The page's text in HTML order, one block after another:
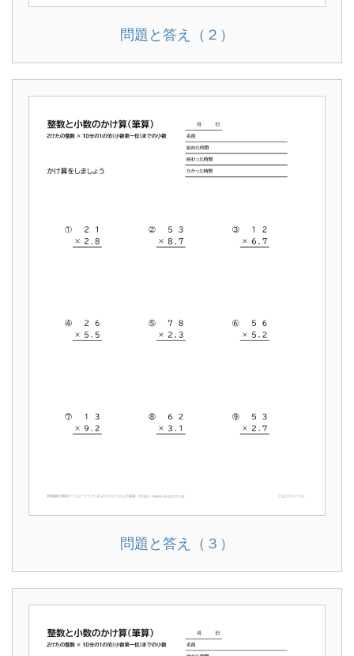
問題と答え（２）
問題と答え（３）